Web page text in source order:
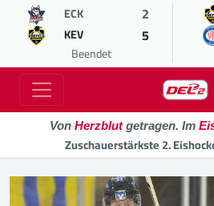
ECK 2
KEV 5
Beendet
Von Herzblutgetragen. Im
Zuschauerstärkste 2.